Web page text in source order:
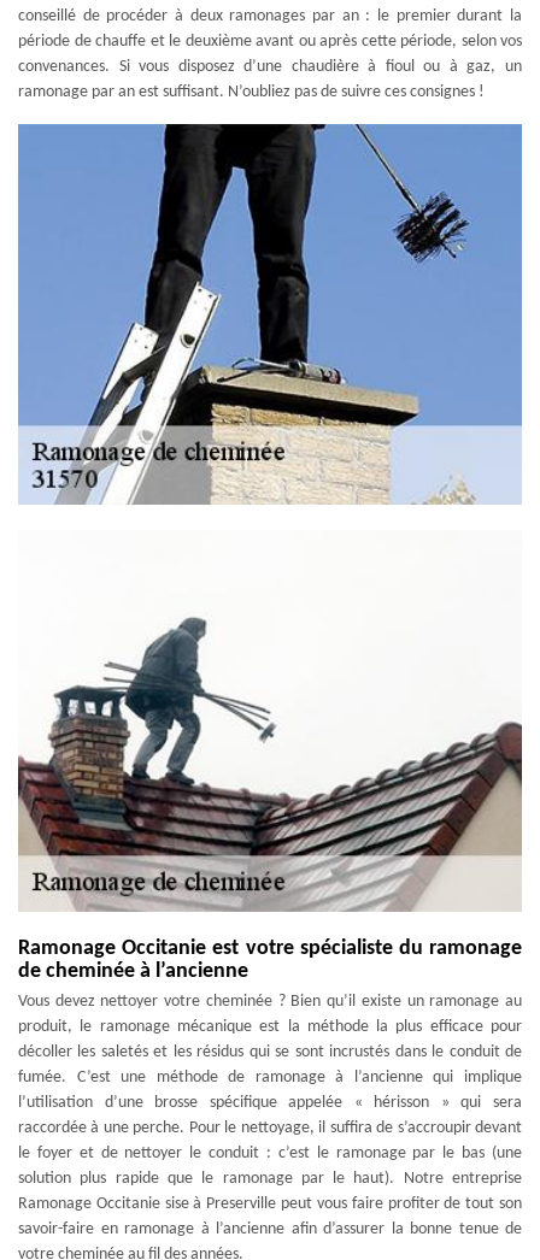
conseillé de procéder à deux ramonages par an : le premier durant la
période de chauffe et le deuxième avant ou après cette période, selon vos
convenances. Si vous disposez d’une chaudière à fioul ou à gaz, un
ramonage par an est suffisant. N’oubliez pas de suivre ces consignes !
Ramonage Occitanie est votre spécialiste du ramonage
de cheminée à l’ancienne
Vous devez nettoyer votre cheminée ? Bien qu’il existe un ramonage au
produit, le ramonage mécanique est la méthode la plus efficace pour
décoller les saletés et les résidus qui se sont incrustés dans le conduit de
fumée. C’est une méthode de ramonage à l’ancienne qui implique
l’utilisation d’une brosse spécifique appelée « hérisson » qui sera
raccordée à une perche. Pour le nettoyage, il suffira de s’accroupir devant
le foyer et de nettoyer le conduit : c’est le ramonage par le bas (une
solution plus rapide que le ramonage par le haut). Notre entreprise
Ramonage Occitanie sise à Preserville peut vous faire profiter de tout son
savoir-faire en ramonage à l’ancienne afin d’assurer la bonne tenue de
votre cheminée au fil des années.